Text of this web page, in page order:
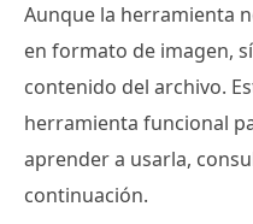
Aunque la herramienta
en formato de imagen,
contenido del archivo.
herramienta funcional
aprender a usarla,
continuación.